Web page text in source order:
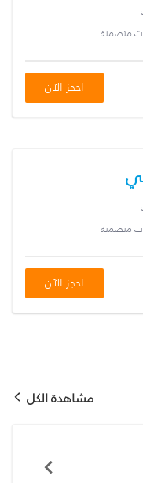
متضمنة
احجز الآن
متضمنة
احجز الآن
مشاهدة الكل